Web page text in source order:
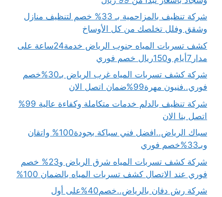
شركة تنظيف بالمزاحمية بـ 33% خصم لتنظيف منازل
وشقق وفلل تخلصك من كل الأوساخ
كشف تسربات المياه جنوب الرياض خدمة24ساعة على
مدار7أيام و150ريال خصم فوري
شركة كشف تسربات المياه غرب الرياض بـ30%خصم
فوري..فنيون مهرة99%ضمان اتصل الان
شركة تنظيف بالدلم خدمات متكاملة وكفاءة عالية 99%
اتصل بنا الان
سباك الرياض..افضل فني سباكة بجودة100% واتقان
وبـ33%خصم فوري
شركة كشف تسربات المياه شرق الرياض و23% خصم
فوري عند الاتصال كشف تسربات المياه بالضمان 100%
شركة رش دفان بالرياض..خصم40%على أول